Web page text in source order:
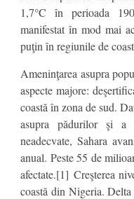
1,7°C în perioada
manifestat în mod mai
puţin în regiunile de
Ameninţarea asupra
aspecte majore:
coastă în zona de sud.
asupra pădurilor şi
neadecvate, Sahara
anual. Peste 55 de
afectate.[1] Creşterea
coastă din Nigeria.